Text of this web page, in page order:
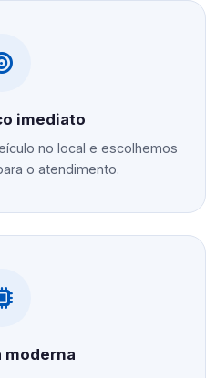
imediato
no local e escolhemos
o atendimento.
moderna